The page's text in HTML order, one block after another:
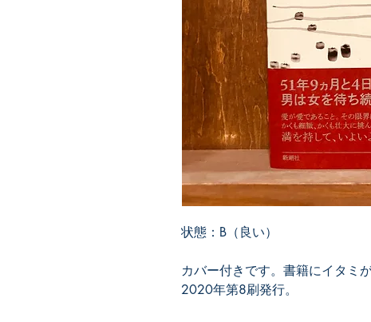
状態：B（良い）
カバー付きです。書籍にイタミが
2020年第8刷発行。